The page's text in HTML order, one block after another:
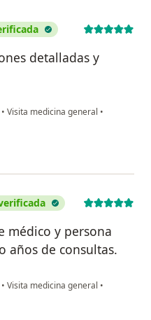
detalladas y
• Visita medicina general •
médico y persona
años de consultas.
• Visita medicina general •